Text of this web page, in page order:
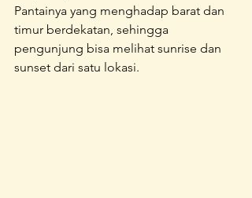
Pantainya yang menghadap barat dan
timur berdekatan, sehingga
pengunjung bisa melihat sunrise dan
sunset dari satu lokasi.